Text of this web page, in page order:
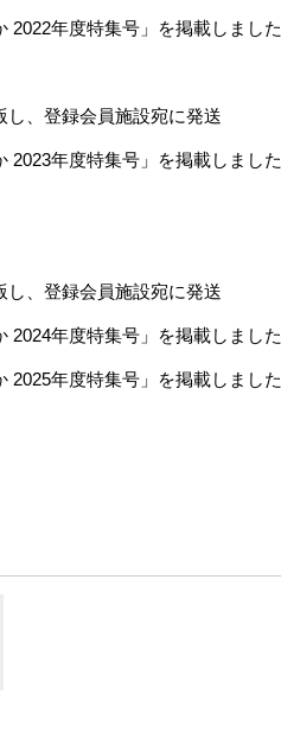
2022年度特集号」を掲載しました
し、登録会員施設宛に発送
2023年度特集号」を掲載しました
し、登録会員施設宛に発送
2024年度特集号」を掲載しました
2025年度特集号」を掲載しました